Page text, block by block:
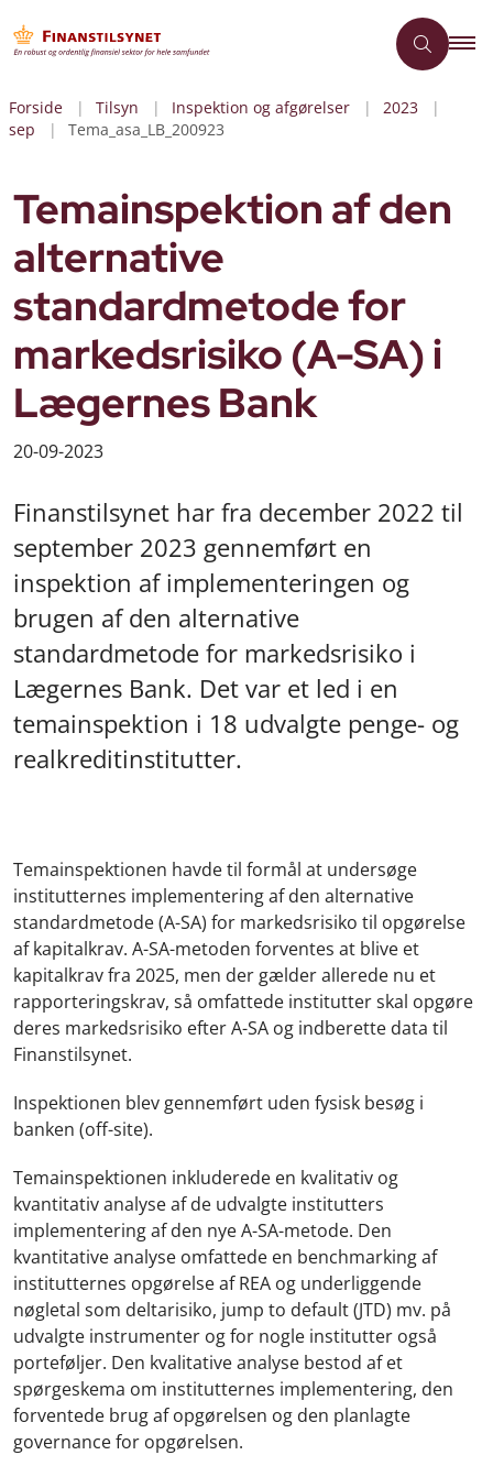
Forside Tilsyn Inspektion og afgørelser
2023
sep
Tema_asa_LB_200923
Temainspektion af den
alternative
standardmetode for
markedsrisiko (A-SA) i
Lægernes Bank
20-09-2023
Finanstilsynet har fra december 2022 til
september 2023 gennemført en
inspektion af implementeringen og
brugen af den alternative
standardmetode for markedsrisiko i
Lægernes Bank. Det var et led i en
temainspektion i 18 udvalgte penge- og
realkreditinstitutter.
Temainspektionen havde til formål at undersøge
institutternes implementering af den alternative
standardmetode (A-SA) for markedsrisiko til opgørelse
af kapitalkrav. A-SA-metoden forventes at blive et
kapitalkrav fra 2025, men der gælder allerede nu et
rapporteringskrav, så omfattede institutter skal opgøre
deres markedsrisiko efter A-SA og indberette data til
Finanstilsynet.
Inspektionen blev gennemført uden fysisk besøg i
banken (off-site).
Temainspektionen inkluderede en kvalitativ og
kvantitativ analyse af de udvalgte institutters
implementering af den nye A-SA-metode. Den
kvantitative analyse omfattede en benchmarking af
institutternes opgørelse af REA og underliggende
nøgletal som deltarisiko, jump to default (JTD) mv. på
udvalgte instrumenter og for nogle institutter også
porteføljer. Den kvalitative analyse bestod af et
spørgeskema om institutternes implementering, den
forventede brug af opgørelsen og den planlagte
governance for opgørelsen.